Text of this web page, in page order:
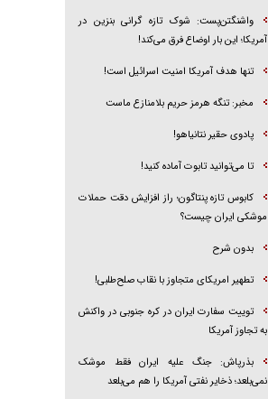
واشنگتن‌پست: شوک تازه گرانی بنزین در
آمریکا؛ این بار اوضاع فرق می‌کند!
تنها هدف آمریکا امنیت اسرائیل است!
مخبر: تنگه هرمز حریم بلامنازع ماست
پادوی حقیر نتانیاهو!
تا می‌توانید تابوت آماده کنید!
کابوس تازه پنتاگون؛ راز افزایش دقت حملات
موشکی ایران چیست؟
بدون شرح
تطهیر امریکای متجاوز با نقاب صلح‌طلبی!
توییت سفارت ایران در کره جنوبی در واکنش
به تجاوز آمریکا
بذرپاش: ‏جنگ علیه ایران فقط موشک
نمی‌بلعد؛ ذخایر نفتی آمریکا را هم می‌بلعد